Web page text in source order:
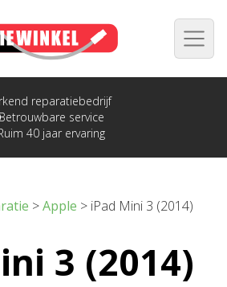
reparatiebedrijf
service
40 jaar ervaring
>Apple > iPad Mini 3 (2014)
3 (2014)